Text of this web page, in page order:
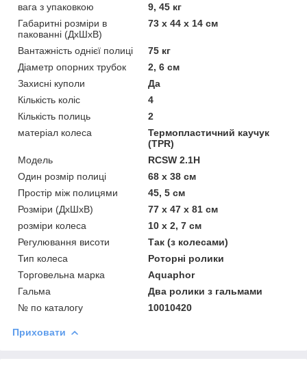
вага з упаковкою
9, 45 кг
Габаритні розміри в
пакованні (ДхШхВ)
73 х 44 х 14 см
Вантажність однієї полиці
75 кг
Діаметр опорних трубок
2, 6 см
Захисні куполи
Да
Кількість коліс
4
Кількість полиць
2
матеріал колеса
Термопластичний каучук
(TPR)
Мoдель
RCSW 2.1H
Один розмір полиці
68 х 38 см
Простір між полицями
45, 5 см
Розміри (ДхШхВ)
77 х 47 х 81 см
розміри колеса
10 х 2, 7 см
Регулювання висоти
Так (з колесами)
Тип колеса
Роторні ролики
Торговельна марка
Aquaphor
Гальма
Два ролики з гальмами
№ по каталогу
10010420
Приховати